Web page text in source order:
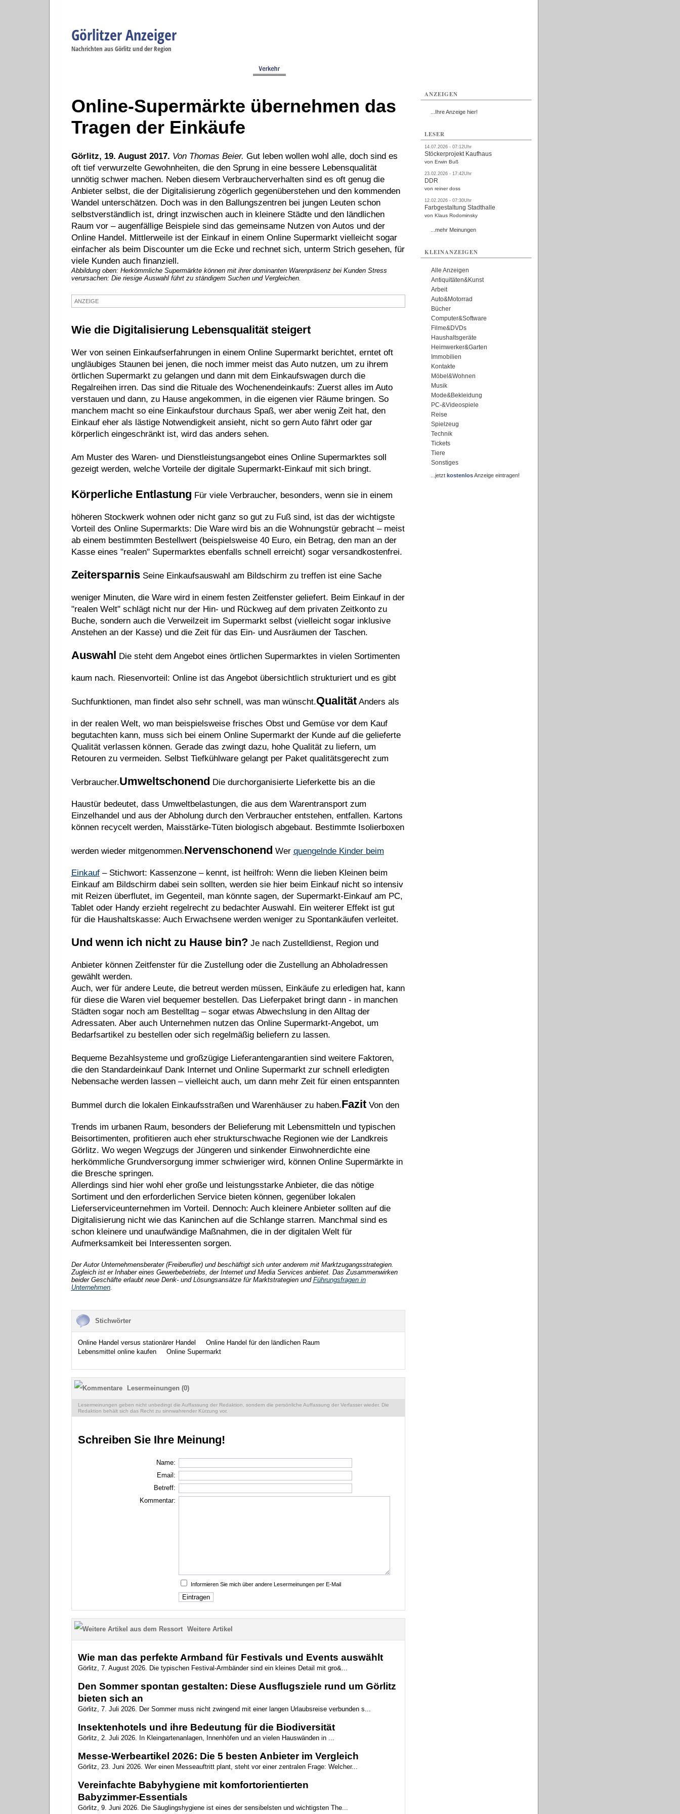
Görlitzer Anzeiger
Nachrichten aus Görlitz und der Region
Online-Supermärkte übernehmen das
Tragen der Einkäufe
Görlitz, 19. August 2017. Von Thomas Beier. Gut leben wollen wohl alle, doch sind es
oft tief verwurzelte Gewohnheiten, die den Sprung in eine bessere Lebensqualität
unnötig schwer machen. Neben diesem Verbraucherverhalten sind es oft genug die
Anbieter selbst, die der Digitalisierung zögerlich gegenüberstehen und den kommenden
Wandel unterschätzen. Doch was in den Ballungszentren bei jungen Leuten schon
selbstverständlich ist, dringt inzwischen auch in kleinere Städte und den ländlichen
Raum vor – augenfällige Beispiele sind das gemeinsame Nutzen von Autos und der
Online Handel. Mittlerweile ist der Einkauf in einem Online Supermarkt vielleicht sogar
einfacher als beim Discounter um die Ecke und rechnet sich, unterm Strich gesehen, für
viele Kunden auch finanziell.
Abbildung oben: Herkömmliche Supermärkte können mit ihrer dominanten Warenpräsenz bei Kunden Stress
verursachen: Die riesige Auswahl führt zu ständigem Suchen und Vergleichen.
ANZEIGE
Wie die Digitalisierung Lebensqualität steigert
Wer von seinen Einkaufserfahrungen in einem Online Supermarkt berichtet, erntet oft
ungläubiges Staunen bei jenen, die noch immer meist das Auto nutzen, um zu ihrem
örtlichen Supermarkt zu gelangen und dann mit dem Einkaufswagen durch die
Regalreihen irren. Das sind die Rituale des Wochenendeinkaufs: Zuerst alles im Auto
verstauen und dann, zu Hause angekommen, in die eigenen vier Räume bringen. So
manchem macht so eine Einkaufstour durchaus Spaß, wer aber wenig Zeit hat, den
Einkauf eher als lästige Notwendigkeit ansieht, nicht so gern Auto fährt oder gar
körperlich eingeschränkt ist, wird das anders sehen.
Am Muster des Waren- und Dienstleistungsangebot eines Online Supermarktes soll
gezeigt werden, welche Vorteile der digitale Supermarkt-Einkauf mit sich bringt.
Körperliche Entlastung Für viele Verbraucher, besonders, wenn sie in einem
höheren Stockwerk wohnen oder nicht ganz so gut zu Fuß sind, ist das der wichtigste
Vorteil des Online Supermarkts: Die Ware wird bis an die Wohnungstür gebracht – meist
ab einem bestimmten Bestellwert (beispielsweise 40 Euro, ein Betrag, den man an der
Kasse eines "realen" Supermarktes ebenfalls schnell erreicht) sogar versandkostenfrei.
ZeitersparnisSeine Einkaufsauswahl am Bildschirm zu treffen ist eine Sache
weniger Minuten, die Ware wird in einem festen Zeitfenster geliefert. Beim Einkauf in der
"realen Welt" schlägt nicht nur der Hin- und Rückweg auf dem privaten Zeitkonto zu
Buche, sondern auch die Verweilzeit im Supermarkt selbst (vielleicht sogar inklusive
Anstehen an der Kasse) und die Zeit für das Ein- und Ausräumen der Taschen.
Auswahl Die steht dem Angebot eines örtlichen Supermarktes in vielen Sortimenten
kaum nach. Riesenvorteil: Online ist das Angebot übersichtlich strukturiert und es gibt
Suchfunktionen, man findet also sehr schnell, was man wünscht.QualitätAnders als
in der realen Welt, wo man beispielsweise frisches Obst und Gemüse vor dem Kauf
begutachten kann, muss sich bei einem Online Supermarkt der Kunde auf die gelieferte
Qualität verlassen können. Gerade das zwingt dazu, hohe Qualität zu liefern, um
Retouren zu vermeiden. Selbst Tiefkühlware gelangt per Paket qualitätsgerecht zum
Verbraucher.Umweltschonend Die durchorganisierte Lieferkette bis an die
Haustür bedeutet, dass Umweltbelastungen, die aus dem Warentransport zum
Einzelhandel und aus der Abholung durch den Verbraucher entstehen, entfallen. Kartons
können recycelt werden, Maisstärke-Tüten biologisch abgebaut. Bestimmte Isolierboxen
werden wieder mitgenommen.Nervenschonend Wer quengelnde Kinder beim
Einkauf– Stichwort: Kassenzone – kennt, ist heilfroh: Wenn die lieben Kleinen beim
Einkauf am Bildschirm dabei sein sollten, werden sie hier beim Einkauf nicht so intensiv
mit Reizen überflutet, im Gegenteil, man könnte sagen, der Supermarkt-Einkauf am PC,
Tablet oder Handy erzieht regelrecht zu bedachter Auswahl. Ein weiterer Effekt ist gut
für die Haushaltskasse: Auch Erwachsene werden weniger zu Spontankäufen verleitet.
Und wenn ich nicht zu Hause bin?Je nach Zustelldienst, Region und
Anbieter können Zeitfenster für die Zustellung oder die Zustellung an Abholadressen
gewählt werden.
Auch, wer für andere Leute, die betreut werden müssen, Einkäufe zu erledigen hat, kann
für diese die Waren viel bequemer bestellen. Das Lieferpaket bringt dann - in manchen
Städten sogar noch am Bestelltag – sogar etwas Abwechslung in den Alltag der
Adressaten. Aber auch Unternehmen nutzen das Online Supermarkt-Angebot, um
Bedarfsartikel zu bestellen oder sich regelmäßig beliefern zu lassen.
Bequeme Bezahlsysteme und großzügige Lieferantengarantien sind weitere Faktoren,
die den Standardeinkauf Dank Internet und Online Supermarkt zur schnell erledigten
Nebensache werden lassen – vielleicht auch, um dann mehr Zeit für einen entspannten
Bummel durch die lokalen Einkaufsstraßen und Warenhäuser zu haben.FazitVon den
Trends im urbanen Raum, besonders der Belieferung mit Lebensmitteln und typischen
Beisortimenten, profitieren auch eher strukturschwache Regionen wie der Landkreis
Görlitz. Wo wegen Wegzugs der Jüngeren und sinkender Einwohnerdichte eine
herkömmliche Grundversorgung immer schwieriger wird, können Online Supermärkte in
die Bresche springen.
Allerdings sind hier wohl eher große und leistungsstarke Anbieter, die das nötige
Sortiment und den erforderlichen Service bieten können, gegenüber lokalen
Lieferserviceunternehmen im Vorteil. Dennoch: Auch kleinere Anbieter sollten auf die
Digitalisierung nicht wie das Kaninchen auf die Schlange starren. Manchmal sind es
schon kleinere und unaufwändige Maßnahmen, die in der digitalen Welt für
Aufmerksamkeit bei Interessenten sorgen.
Der Autor Unternehmensberater (Freiberufler) und beschäftigt sich unter anderem mit Marktzugangsstrategien.
Zugleich ist er Inhaber eines Gewerbebetriebs, der Internet und Media Services anbietet. Das Zusammenwirken
beider Geschäfte erlaubt neue Denk- und Lösungsansätze für Marktstrategien und Führungsfragen in
Unternehmen.
Stichwörter
Online Handel versus stationärer Handel
Online Handel für den ländlichen Raum
Lebensmittel online kaufen
Online Supermarkt
Lesermeinungen (0)
Lesermeinungen geben nicht unbedingt die Auffassung der Redaktion, sondern die persönliche Auffassung der Verfasser wieder. Die
Redaktion behält sich das Recht zu sinnwahrender Kürzung vor.
Schreiben Sie Ihre Meinung!
Name:
Email:
Betreff:
Kommentar:
Informieren Sie mich über andere Lesermeinungen per E-Mail
Weitere Artikel
Wie man das perfekte Armband für Festivals und Events auswählt
Görlitz, 7. August 2026. Die typischen Festival-Armbänder sind ein kleines Detail mit gro&...
Den Sommer spontan gestalten: Diese Ausflugsziele rund um Görlitz
bieten sich an
Görlitz, 7. Juli 2026. Der Sommer muss nicht zwingend mit einer langen Urlaubsreise verbunden s...
Insektenhotels und ihre Bedeutung für die Biodiversität
Görlitz, 2. Juli 2026. In Kleingartenanlagen, Innenhöfen und an vielen Hauswänden in ...
Messe-Werbeartikel 2026: Die 5 besten Anbieter im Vergleich
Görlitz, 23. Juni 2026. Wer einen Messeauftritt plant, steht vor einer zentralen Frage: Welcher...
Vereinfachte Babyhygiene mit komfortorientierten
Babyzimmer‑Essentials
Görlitz, 9. Juni 2026. Die Säuglingshygiene ist eines der sensibelsten und wichtigsten The...
ANZEIGEN
...Ihre Anzeige hier!
LESER
14.07.2026 - 07:12Uhr
Stöckerprojekt Kaufhaus
von Erwin Buß
23.02.2026 - 17:42Uhr
DDR
von reiner doss
12.02.2026 - 07:30Uhr
Farbgestaltung Stadthalle
von Klaus Rodominsky
...mehr Meinungen
KLEINANZEIGEN
Alle Anzeigen
Antiquitäten&Kunst
Arbeit
Auto&Motorrad
Bücher
Computer&Software
Filme&DVDs
Haushaltsgeräte
Heimwerker&Garten
Immobilien
Kontakte
Möbel&Wohnen
Musik
Mode&Bekleidung
PC-&Videospiele
Reise
Spielzeug
Technik
Tickets
Tiere
Sonstiges
...jetzt kostenlosAnzeige eintragen!